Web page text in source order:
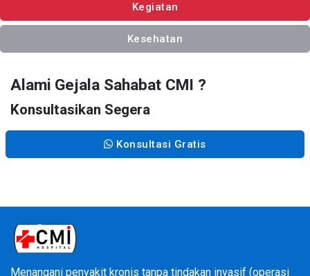
Kegiatan
Kesehatan
Alami Gejala Sahabat CMI ?
Konsultasikan Segera
Konsultasi Gratis
Menangani penyakit kronis tanpa tindakan invasif (operasi